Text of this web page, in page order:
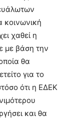
κοινωνική
χαθεί η
με βάση την
θα
για το
ότι η ΕΔΕΚ
και θα